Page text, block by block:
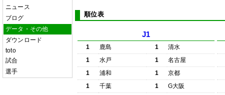
ニュース
ブログ
データ・その他
ダウンロード
toto
試合
選手
順位表
J1
1 鹿島 1
清水
1
水戸 1
名古屋
1
浦和 1
京都
1
千葉 1
G大阪